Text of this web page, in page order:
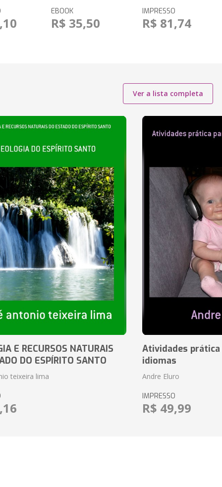
EBOOK
R$ 35,50
IMPRESSO
R$ 81,74
Ver a lista completa
E RECURSOS NATURAIS
DO ESPÍRITO SANTO
teixeira lima
Atividades
idiomas
Andre Eluro
IMPRESSO
R$ 49,99